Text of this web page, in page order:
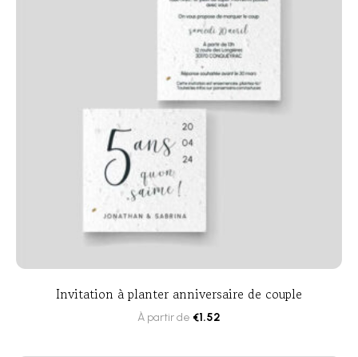
Invitation à planter anniversaire de couple
À partir de €1.52